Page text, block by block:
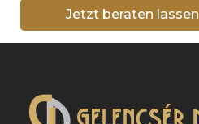
Jetzt beraten lassen